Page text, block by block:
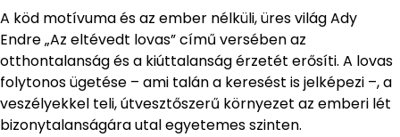
A köd motívuma és az ember nélküli, üres világ Ady
Endre „Az eltévedt lovas” című versében az
otthontalanság és a kiúttalanság érzetét erősíti. A lovas
folytonos ügetése – ami talán a keresést is jelképezi –, a
veszélyekkel teli, útvesztőszerű környezet az emberi lét
bizonytalanságára utal egyetemes szinten.